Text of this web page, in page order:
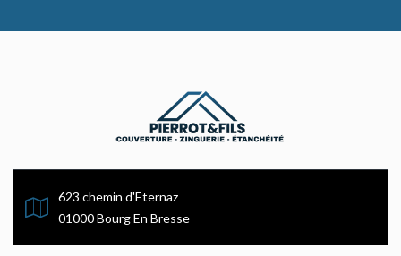
623 chemin d'Eternaz
01000 Bourg En Bresse